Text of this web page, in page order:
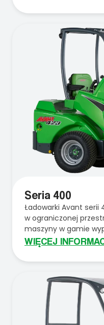
Seria 400
Ładowarki Avant
w ograniczonej
maszyny w gamie
WIĘCEJ